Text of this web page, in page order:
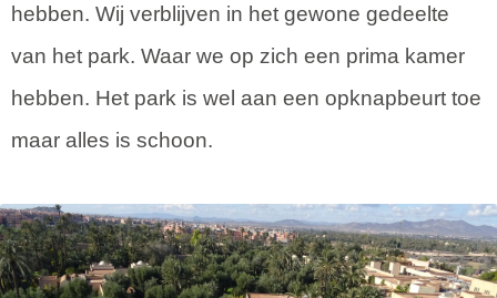
hebben. Wij verblijven in het gewone gedeelte
van het park. Waar we op zich een prima kamer
hebben. Het park is wel aan een opknapbeurt toe
maar alles is schoon.